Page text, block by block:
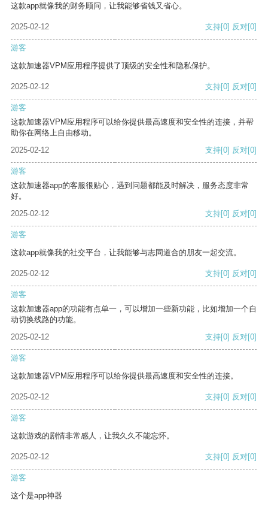
这款app就像我的财务顾问，让我能够省钱又省心。
2025-02-12 支持[0] 反对[0]
游客
这款加速器VPM应用程序提供了顶级的安全性和隐私保护。
2025-02-12 支持[0] 反对[0]
游客
这款加速器VPM应用程序可以给你提供最高速度和安全性的连接，并帮
助你在网络上自由移动。
2025-02-12
支持[0] 反对[0]
游客
这款加速器app的客服很贴心，遇到问题都能及时解决，服务态度非常
好。
2025-02-12
支持[0] 反对[0]
游客
这款app就像我的社交平台，让我能够与志同道合的朋友一起交流。
2025-02-12 支持[0] 反对[0]
游客
这款加速器app的功能有点单一，可以增加一些新功能，比如增加一个自
动切换线路的功能。
2025-02-12
支持[0] 反对[0]
游客
这款加速器VPM应用程序可以给你提供最高速度和安全性的连接。
2025-02-12 支持[0] 反对[0]
游客
这款游戏的剧情非常感人，让我久久不能忘怀。
2025-02-12 支持[0] 反对[0]
游客
这个是app神器